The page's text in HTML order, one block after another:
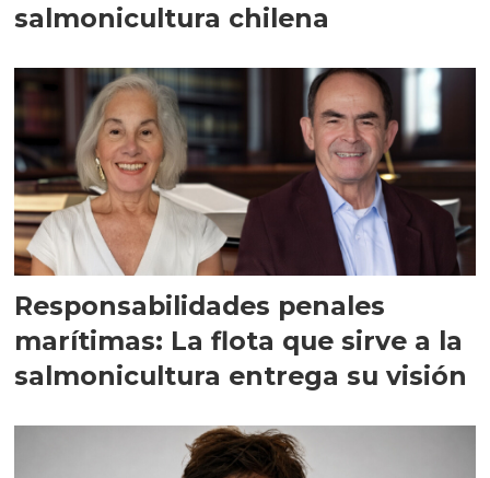
salmonicultura chilena
Responsabilidades penales
marítimas: La flota que sirve a la
salmonicultura entrega su visión